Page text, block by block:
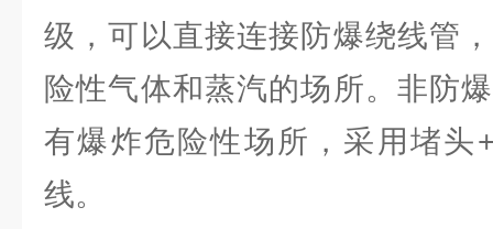
级，可以直接连接防爆绕线管
险性气体和蒸汽的场所。非防
有爆炸危险性场所，采用堵头
线。